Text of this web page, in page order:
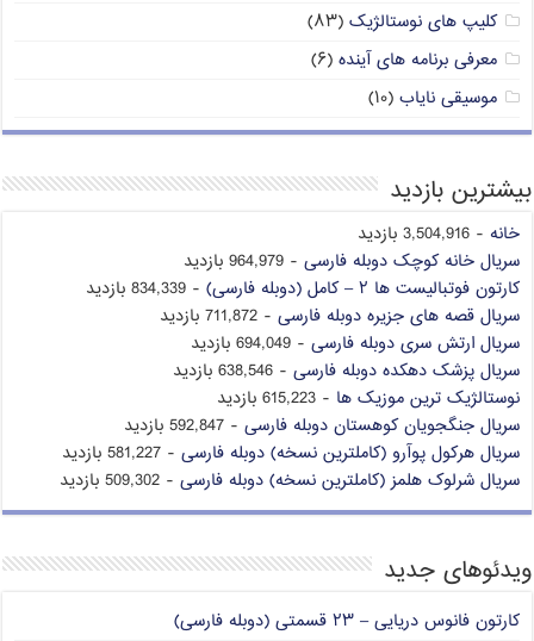
کلیپ های نوستالژیک (۸۳)
معرفی برنامه های آینده (۶)
موسیقی نایاب (۱۰)
بیشترین بازدید
خانه - 3,504,916 بازدید
سریال خانه کوچک دوبله فارسی - 964,979 بازدید
کارتون فوتبالیست ها ۲ – کامل (دوبله فارسی)
- 834,339 بازدید
سریال قصه های جزیره دوبله فارسی - 711,872 بازدید
سریال ارتش سری دوبله فارسی - 694,049 بازدید
سریال پزشک دهکده دوبله فارسی - 638,546 بازدید
نوستالژیک ترین موزیک ها - 615,223 بازدید
سریال جنگجویان کوهستان دوبله فارسی - 592,847 بازدید
سریال هرکول پوآرو (کاملترین نسخه) دوبله فارسی - 581,227 بازدید
سریال شرلوک هلمز (کاملترین نسخه) دوبله فارسی - 509,302 بازدید
ویدئوهای جدید
کارتون فانوس دریایی – ۲۳ قسمتی (دوبله فارسی)